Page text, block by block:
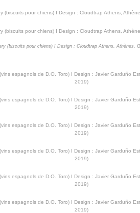
(biscuits pour chiens) I Design : Cloudtrap Athens, Athènes,